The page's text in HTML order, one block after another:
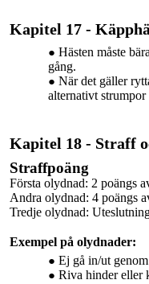
Kapitel 17 -
Hästen måste
gång.
När det gäller
alternativt strumpor
Kapitel 18 - Straff
Straffpoäng
Första olydnad: 2 poängs
Andra olydnad: 4 poängs
Tredje olydnad:
Exempel på olydnader:
Ej gå in/ut genom
Riva hinder eller